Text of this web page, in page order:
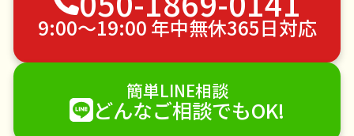
引っ越し
植木の剪定
植木の伐採
手すり取り付け
ペットのお世話
エアコンクリーニング
DIY・日曜大工
ハウスクリーニング
雪かき・雪下ろし
襖（ふすま）の張替え
空き家管理
各種代行
9:00〜19:00 年中無休365日対応
簡単LINE相談
どんなご相談でもOK!